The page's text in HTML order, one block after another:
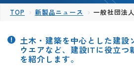
TOP 新製品ニュース 一般社団法
土木・建築を中心とした建設
ウエアなど、建設ITに役立つ
を紹介します。